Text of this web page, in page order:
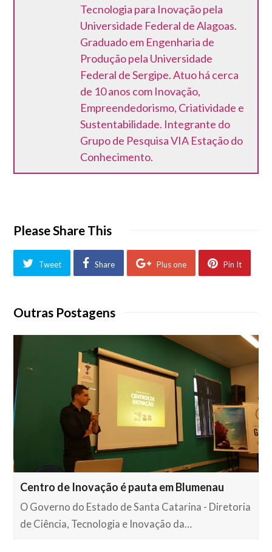
Tecnologia para Inovação pela
Universidade Federal de Alagoas.
Graduado em Engenharia de
Produção pela Universidade
Federal de Sergipe. Atuo há cerca
de 10 anos com Inovação,
Empreendedorismo, Criatividade e
Sustentabilidade. Integrante do
Grupo de Pesquisa VIA Estação do
Conhecimento.
Please Share This
Tweet Share Plus one Pin It
Outras Postagens
Centro de Inovação é pauta em Blumenau
O Governo do Estado de Santa Catarina - Diretoria
de Ciência, Tecnologia e Inovação da…